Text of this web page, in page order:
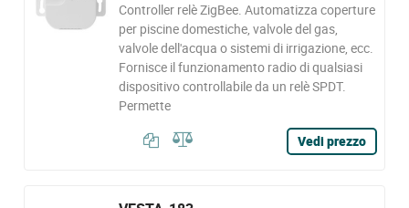
Controller relè ZigBee. Automatizza coperture
per piscine domestiche, valvole del gas,
valvole dell'acqua o sistemi di irrigazione, ecc.
Fornisce il funzionamento radio di qualsiasi
dispositivo controllabile da un relè SPDT.
Permette
Vedi prezzo